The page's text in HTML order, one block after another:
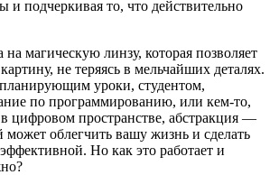
и подчеркивая то, что действительно
магическую линзу, которая позволяет
не теряясь в мельчайших деталях.
уроки, студентом,
по программированию, или кем-то,
в цифровом пространстве, абстракция —
может облегчить вашу жизнь и сделать
Но как это работает и